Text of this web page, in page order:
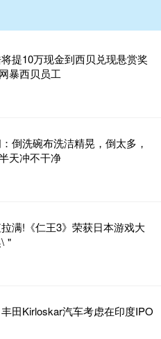
提10万现金到西贝兑现悬赏奖
暴西贝员工
倒洗碗布洗洁精晃，倒太多，
天冲不干净
满!《仁王3》荣获日本游戏大
田Kirloskar汽车考虑在印度IPO